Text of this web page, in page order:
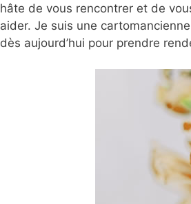
hâte de vous rencontrer et de
aider. Je suis une
dès aujourd’hui pour prendre